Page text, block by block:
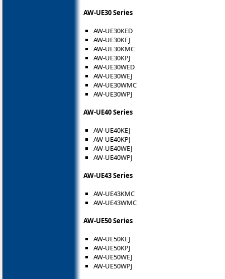
AW-UE30 Series
AW-UE30KED
AW-UE30KEJ
AW-UE30KMC
AW-UE30KPJ
AW-UE30WED
AW-UE30WEJ
AW-UE30WMC
AW-UE30WPJ
AW-UE40 Series
AW-UE40KEJ
AW-UE40KPJ
AW-UE40WEJ
AW-UE40WPJ
AW-UE43 Series
AW-UE43KMC
AW-UE43WMC
AW-UE50 Series
AW-UE50KEJ
AW-UE50KPJ
AW-UE50WEJ
AW-UE50WPJ